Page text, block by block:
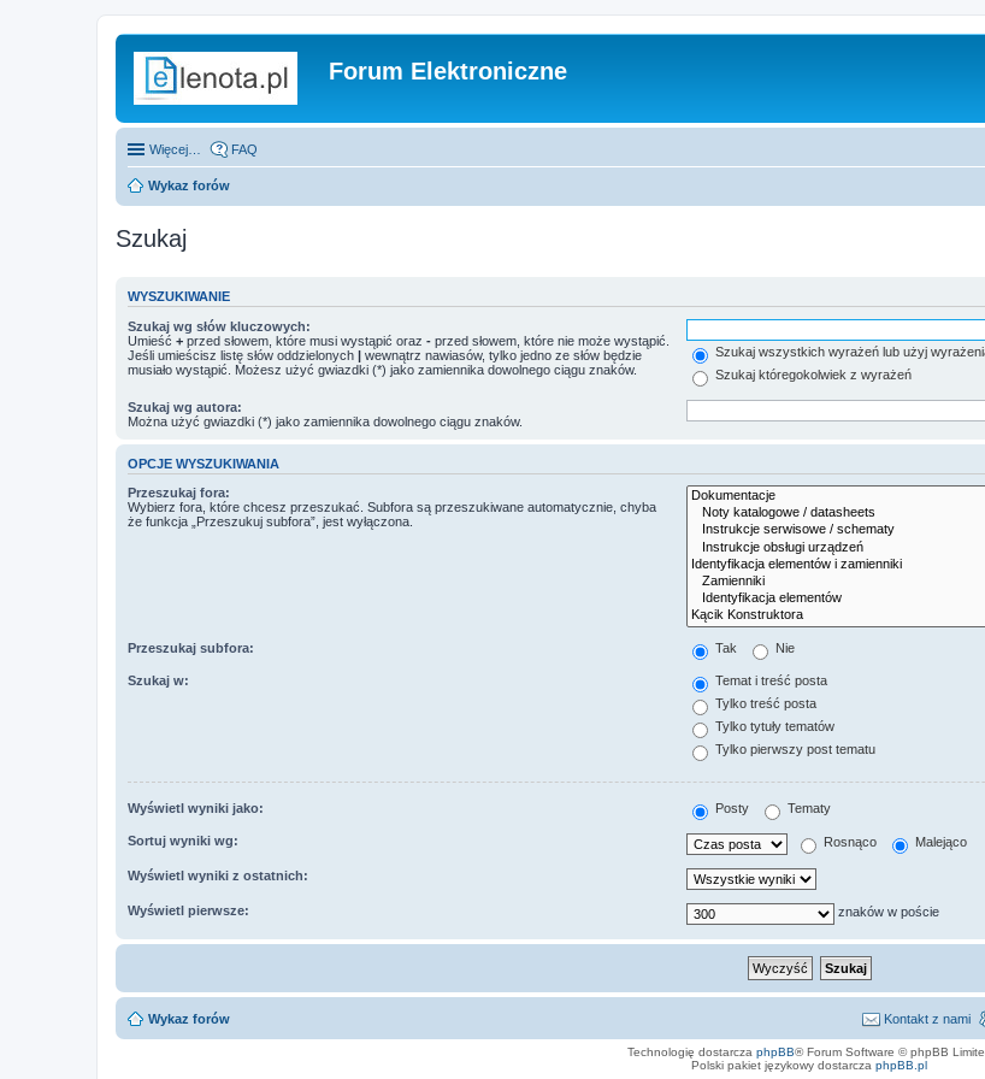
Forum Elektroniczne
Więcej… FAQ
Wykaz forów
Szukaj
WYSZUKIWANIE
Szukaj wg słów kluczowych:
Umieść + przed słowem, które musi wystąpić oraz - przed słowem, które nie może wystąpić.
Jeśli umieścisz listę słów oddzielonych | wewnątrz nawiasów, tylko jedno ze słów będzie
musiało wystąpić. Możesz użyć gwiazdki (*) jako zamiennika dowolnego ciągu znaków.
Szukaj wszystkich wyrażeń lub użyj
Szukaj któregokolwiek z wyrażeń
Szukaj wg autora:
Można użyć gwiazdki (*) jako zamiennika dowolnego ciągu znaków.
OPCJE WYSZUKIWANIA
Przeszukaj fora:
Wybierz fora, które chcesz przeszukać. Subfora są przeszukiwane automatycznie, chyba
że funkcja „Przeszukuj subfora”, jest wyłączona.
Przeszukaj subfora: Tak Nie
Szukaj w:
Temat i treść posta
Tylko treść posta
Tylko tytuły tematów
Tylko pierwszy post tematu
Wyświetl wyniki jako: Posty Tematy
Sortuj wyniki wg: Rosnąco Malejąco
Wyświetl wyniki z ostatnich:
Wyświetl pierwsze: znaków w poście
Wykaz forów Kontakt z nami
Technologię dostarcza phpBB® Forum Software © phpBB
Polski pakiet językowy dostarcza phpBB.pl